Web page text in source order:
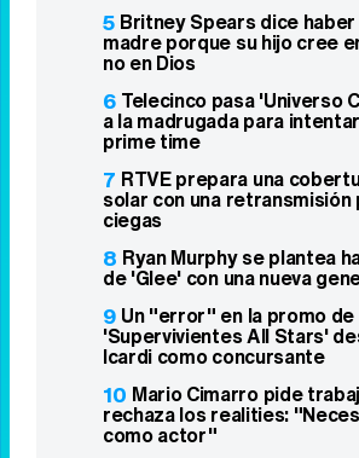
5 Britney Spears dice
madre porque su hijo cree
no en Dios
6 Telecinco pasa 'Universo
a la madrugada para
prime time
7 RTVE prepara una
solar con una
ciegas
8 Ryan Murphy se plantea
de 'Glee' con una nueva
9 Un "error" en la promo de
'Supervivientes All Stars'
Icardi como concursante
10 Mario Cimarro pide
rechaza los realities:
como actor"